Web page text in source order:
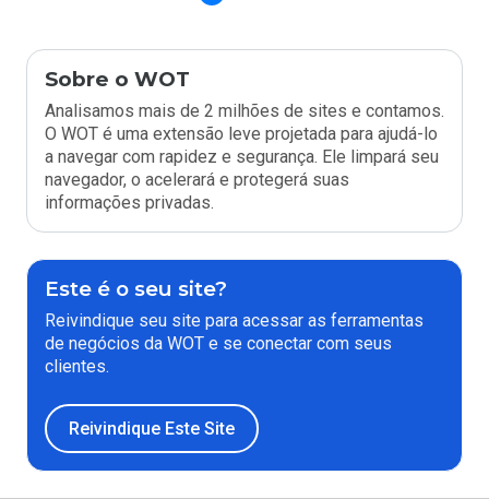
Sobre o WOT
Analisamos mais de 2 milhões de sites e contamos.
O WOT é uma extensão leve projetada para ajudá-lo
a navegar com rapidez e segurança. Ele limpará seu
navegador, o acelerará e protegerá suas
informações privadas.
Este é o seu site?
Reivindique seu site para acessar as ferramentas
de negócios da WOT e se conectar com seus
clientes.
Reivindique Este Site